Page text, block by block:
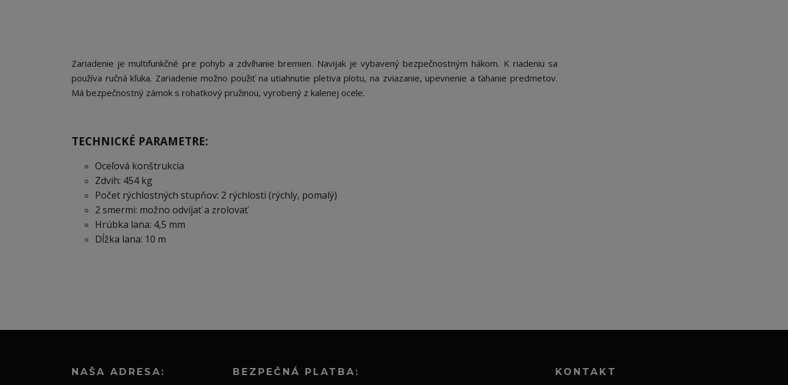
Zariadenie je multifunkčné pre pohyb a zdvíhanie bremien. Navijak je vybavený bezpečnostným hákom. K riadeniu sa
používa ručná kľuka. Zariadenie možno použiť na utiahnutie pletiva plotu, na zviazanie, upevnenie a ťahanie predmetov.
Má bezpečnostný zámok s rohatkový pružinou, vyrobený z kalenej ocele.
TECHNICKÉ PARAMETRE:
Oceľová konštrukcia
Zdvih: 454 kg
Počet rýchlostných stupňov: 2 rýchlosti (rýchly, pomalý)
2 smermi: možno odvíjať a zrolovať
Hrúbka lana: 4,5 mm
Dĺžka lana: 10 m
NAŠA ADRESA: BEZPEČNÁ PLATBA: KONTAKT